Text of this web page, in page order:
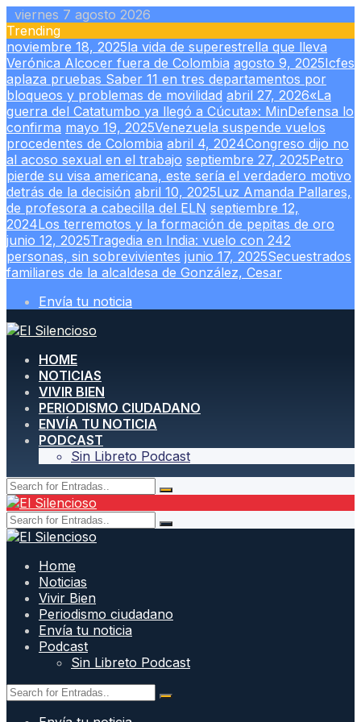
Skip
to
content
viernes 7 agosto 2026
Trending
noviembre 18, 2025la vida de superestrella que lleva
Verónica Alcocer fuera de Colombia agosto 9, 2025Icfes
aplaza pruebas Saber 11 en tres departamentos por
bloqueos y problemas de movilidad abril 27, 2026«La
guerra del Catatumbo ya llegó a Cúcuta»: MinDefensa lo
confirma mayo 19, 2025Venezuela suspende vuelos
procedentes de Colombia abril 4, 2024Congreso dijo no
al acoso sexual en el trabajo septiembre 27, 2025Petro
pierde su visa americana, este sería el verdadero motivo
detrás de la decisión abril 10, 2025Luz Amanda Pallares,
de profesora a cabecilla del ELN septiembre 12,
2024Los terremotos y la formación de pepitas de oro
junio 12, 2025Tragedia en India: vuelo con 242
personas, sin sobrevivientes junio 17, 2025Secuestrados
familiares de la alcaldesa de González, Cesar
Envía tu noticia
HOME
NOTICIAS
VIVIR BIEN
PERIODISMO CIUDADANO
ENVÍA TU NOTICIA
PODCAST
Sin Libreto Podcast
Home
Noticias
Vivir Bien
Periodismo ciudadano
Envía tu noticia
Podcast
Sin Libreto Podcast